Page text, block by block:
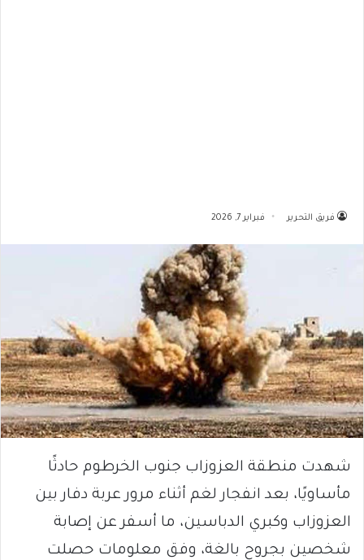
فريق التحرير فبراير 7, 2026
شهدت منطقة العزوزاب جنوب الخرطوم حادثًا
مأساويًا، بعد انفجار لغم أثناء مرور عربة دفار بين
العزوزاب وكبري الدباسين، ما أسفر عن إصابة
شخصين بجروح بالغة، وفق معلومات حصلت